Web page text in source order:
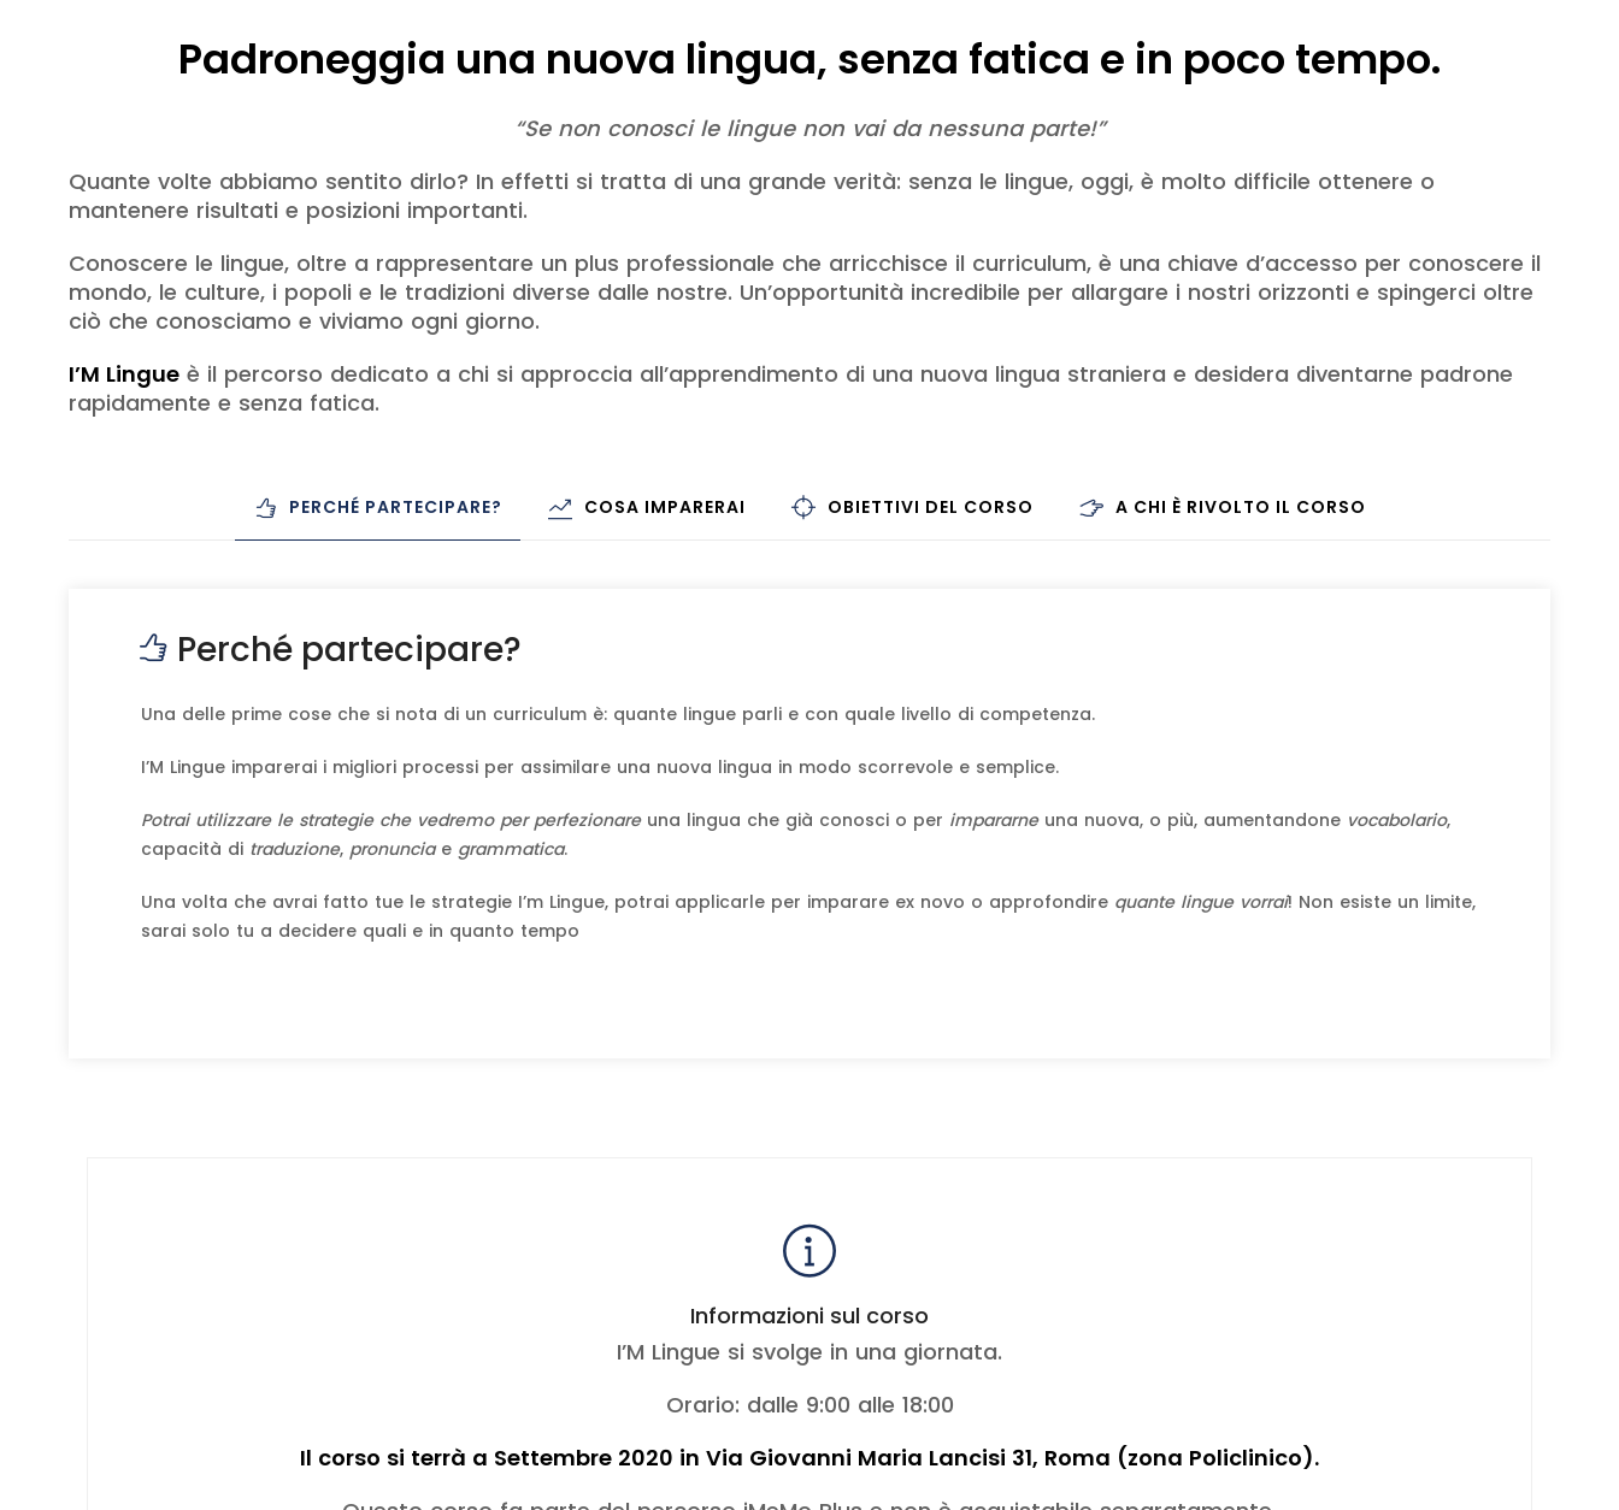
Padroneggia una nuova lingua, senza fatica e in poco tempo.
“Se non conosci le lingue non vai da nessuna parte!”
Quante volte abbiamo sentito dirlo? In effetti si tratta di una grande verità: senza le lingue, oggi, è molto difficile ottenere o
mantenere risultati e posizioni importanti.
Conoscere le lingue, oltre a rappresentare un plus professionale che arricchisce il curriculum, è una chiave d’accesso per conoscere il
mondo, le culture, i popoli e le tradizioni diverse dalle nostre. Un’opportunità incredibile per allargare i nostri orizzonti e spingerci oltre
ciò che conosciamo e viviamo ogni giorno.
I’M Lingue è il percorso dedicato a chi si approccia all’apprendimento di una nuova lingua straniera e desidera diventarne padrone
rapidamente e senza fatica.
PERCHÉ PARTECIPARE? COSA IMPARERAI OBIETTIVI DEL CORSO A CHI È RIVOLTO IL CORSO
Perché partecipare?
Una delle prime cose che si nota di un curriculum è: quante lingue parli e con quale livello di competenza.
I’M Lingue imparerai i migliori processi per assimilare una nuova lingua in modo scorrevole e semplice.
Potrai utilizzare le strategie che vedremo per perfezionareuna lingua che già conosci o per impararneuna nuova, o più, aumentandone vocabolario,
capacità di traduzione, pronunciae grammatica.
Una volta che avrai fatto tue le strategie I’m Lingue, potrai applicarle per imparare ex novo o approfondire quante lingue vorrai! Non esiste un limite,
sarai solo tu a decidere quali e in quanto tempo
Informazioni sul corso
I’M Lingue si svolge in una giornata.
Orario: dalle 9:00 alle 18:00
Il corso si terrà a Settembre 2020 in Via Giovanni Maria Lancisi 31, Roma (zona Policlinico).